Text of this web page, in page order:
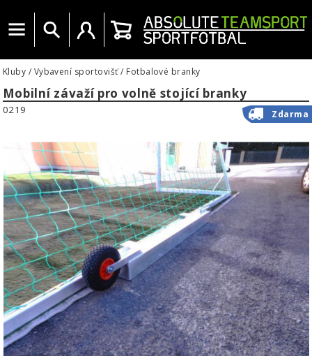
Menu Vyhledat Uživatelský účet
Košík
Kluby / Vybavení sportovišť/ Fotbalové branky
Mobilní závaží pro volně stojící branky
0219 Zdarma